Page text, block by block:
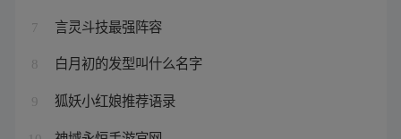
7 言灵斗技最强阵容
8 白月初的发型叫什么名字
9 狐妖小红娘推荐语录